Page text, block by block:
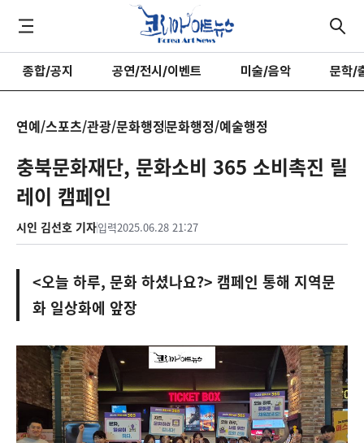
종합/공지 공연/전시/이벤트 미술/음악 문학/
연예/스포츠/관광/문화행정문화행정/예술행정
충북문화재단, 문화소비 365 소비촉진 릴
레이 캠페인
시인 김선호 기자입력2025.06.28 21:27
<오늘 하루, 문화 하셨나요?> 캠페인 통해 지역문
화 일상화에 앞장